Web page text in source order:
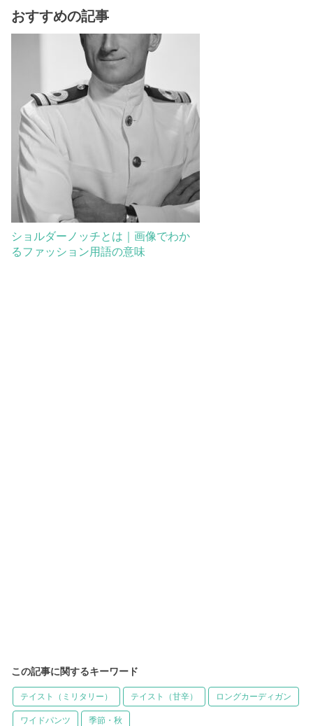
おすすめの記事
ショルダーノッチとは｜画像でわか
るファッション用語の意味
この記事に関するキーワード
テイスト（ミリタリー） テイスト（甘辛） ロングカーディガン
ワイドパンツ 季節・秋